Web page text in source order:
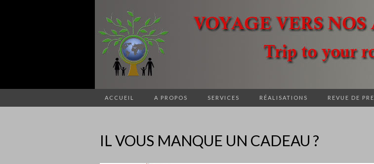
ACCUEIL A PROPOS SERVICES RÉALISATIONS REVUE DE
IL VOUS MANQUE UN CADEAU ?